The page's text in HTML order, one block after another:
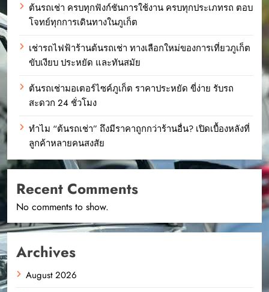
ต้นรถเช่า ครบทุกฟังก์ชันการใช้งาน ครบทุกประเภทรถ ตอบ
โจทย์ทุกการเดินทางในภูเก็ต
เช่ารถไฟฟ้าร้านต้นรถเช่า ทางเลือกใหม่ของการเที่ยวภูเก็ต
ขับเงียบ ประหยัด และทันสมัย
ต้นรถเช่ามอเตอร์ไซค์ภูเก็ต ราคาประหยัด ขี่ง่าย รับรถ
สะดวก 24 ชั่วโมง
ทำไม “ต้นรถเช่า” ถึงมีราคาถูกกว่าร้านอื่น? เปิดเบื้องหลังที่
ลูกค้าหลายคนสงสัย
Recent Comments
No comments to show.
Archives
August 2026